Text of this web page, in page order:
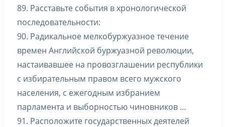
89. Расставьте события в хронологической
последовательности:
90. Радикальное мелкобуржуазное течение
времен Английской буржуазной революции,
настаивавшее на провозглашении республики
с избирательным правом всего мужского
населения, с ежегодным избранием
парламента и выборностью чиновников …
91. Расположите государственных деятелей